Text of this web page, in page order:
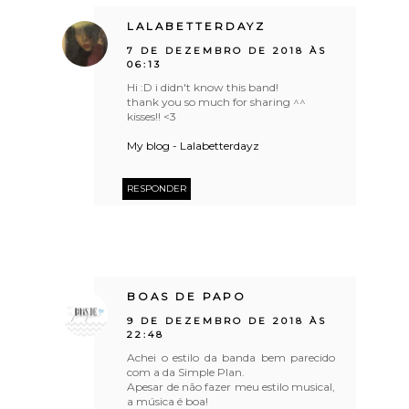
LALABETTERDAYZ
7 DE DEZEMBRO DE 2018 ÀS
06:13
Hi :D i didn't know this band!
thank you so much for sharing ^^
kisses!! <3
My blog - Lalabetterdayz
RESPONDER
BOAS DE PAPO
9 DE DEZEMBRO DE 2018 ÀS
22:48
Achei o estilo da banda bem parecido
com a da Simple Plan.
Apesar de não fazer meu estilo musical,
a música é boa!